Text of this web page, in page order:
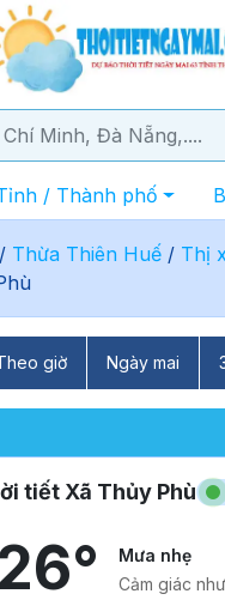
/ Thành phố
/ Thừa Thiên Huế / Thị
giờ Ngày mai
tiết Xã Thủy Phù
26°
Mưa nhẹ
Cảm giác